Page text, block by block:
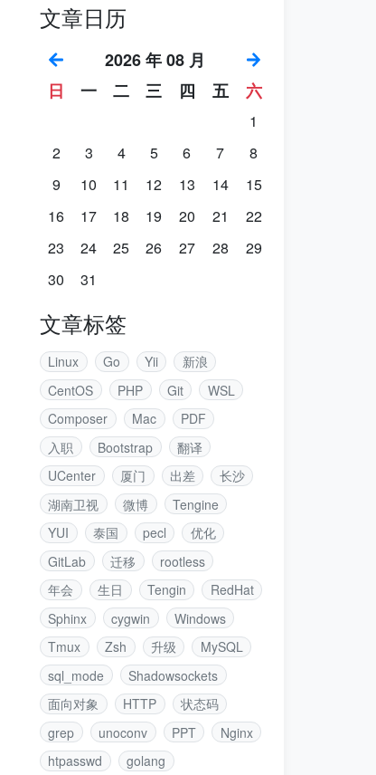
文章日历
2026 年 08 月
日
一 二 三 四 五 六
1
2
3 4 5 6 7
8
9
10 11 12 13 14
15
16
17 18 19 20 21
22
23
24 25 26 27 28
29
30
31
文章标签
Linux Go Yii
新浪
CentOS
PHP Git
WSL
Composer
Mac
PDF
入职
Bootstrap
翻译
UCenter
厦门 出差
长沙
湖南卫视
微博
Tengine
YUI
泰国 pecl
优化
GitLab
迁移
rootless
年会
生日 Tengin
RedHat
Sphinx
cygwin
Windows
Tmux
Zsh 升级
MySQL
sql_mode
Shadowsockets
面向对象
HTTP
状态码
grep
unoconv PPT
Nginx
htpasswd
golang